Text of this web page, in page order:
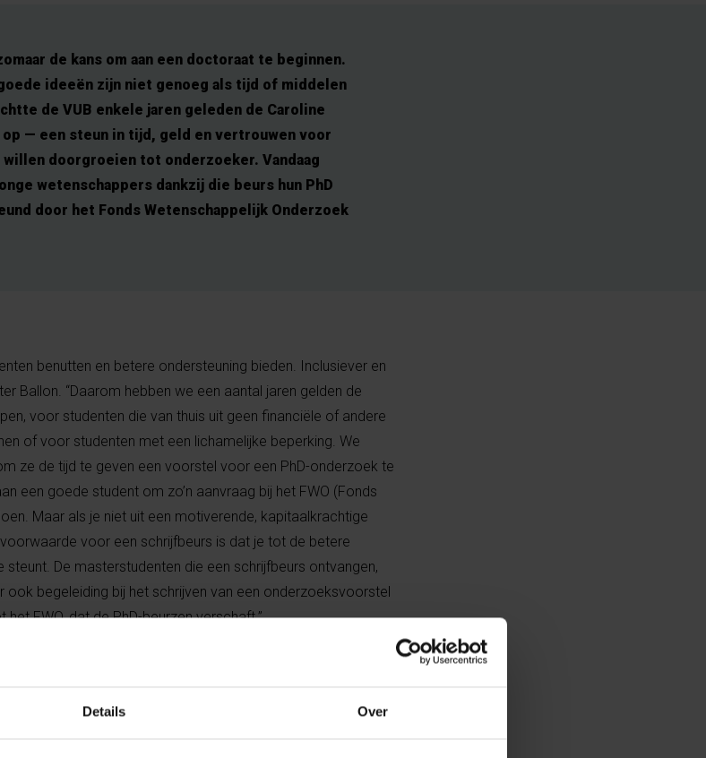
Details Over
de kans om aan een doctoraat te beginnen.
ideeën zijn niet genoeg als tijd of middelen
de VUB enkele jaren geleden de Caroline
— een steun in tijd, geld en vertrouwen voor
doorgroeien tot onderzoeker. Vandaag
wetenschappers dankzij die beurs hun PhD
door het Fonds Wetenschappelijk Onderzoek
benutten en betere ondersteuning bieden. Inclusiever en
Ballon. “Daarom hebben we een aantal jaren gelden de
voor studenten die van thuis uit geen financiële of andere
of voor studenten met een lichamelijke beperking. We
ze de tijd te geven een voorstel voor een PhD-onderzoek te
een goede student om zo’n aanvraag bij het FWO (Fonds
Maar als je niet uit een motiverende, kapitaalkrachtige
voor een schrijfbeurs is dat je tot de betere
De masterstudenten die een schrijfbeurs ontvangen,
ook begeleiding bij het schrijven van een onderzoeksvoorstel
FWO, dat de PhD-beurzen verschaft.”